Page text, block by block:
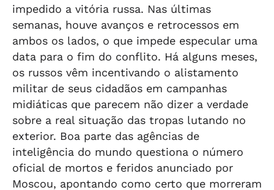
impedido a vitória russa. Nas últimas
semanas, houve avanços e retrocessos em
ambos os lados, o que impede especular uma
data para o fim do conflito. Há alguns meses,
os russos vêm incentivando o alistamento
militar de seus cidadãos em campanhas
midiáticas que parecem não dizer a verdade
sobre a real situação das tropas lutando no
exterior. Boa parte das agências de
inteligência do mundo questiona o número
oficial de mortos e feridos anunciado por
Moscou, apontando como certo que morreram